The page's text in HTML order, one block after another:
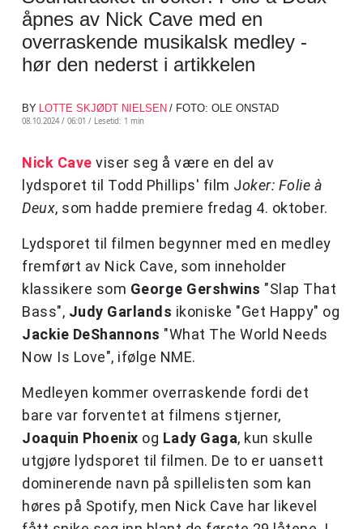
åpnes av Nick Cave med en
overraskende musikalsk medley -
hør den nederst i artikkelen
BY LOTTE SKJØDT NIELSEN / FOTO: OLE ONSTAD
08.10.2024 / 06:01 / Lesetid: 1 min
Nick Cave viser seg å være en del av
lydsporet til Todd Phillips' film Joker: Folie à
Deux, som hadde premiere fredag ​​4. oktober.
Lydsporet til filmen begynner med en medley
fremført av Nick Cave, som inneholder
klassikere som George Gershwins "Slap That
Bass", Judy Garlands ikoniske "Get Happy" og
Jackie DeShannons "What The World Needs
Now Is Love", ifølge NME.
Medleyen kommer overraskende fordi det
bare var forventet at filmens stjerner,
Joaquin Phoenix og Lady Gaga, kun skulle
utgjøre lydsporet til filmen. De to er uansett
dominerende navn på spillelisten som kan
høres på Spotify, men Nick Cave har likevel